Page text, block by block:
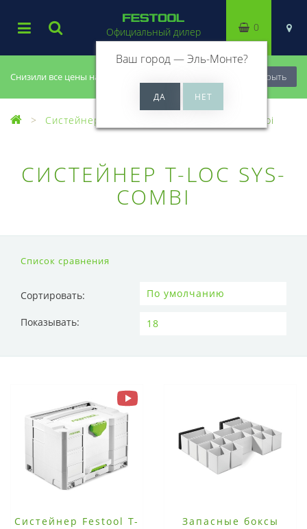
Снизили все цены на 20%, успей купить! Закрыть
Официальный дилер
Ваш город —Эль-Монте?
0
Систейнеры Систейнер T-LOC SYS-Combi
СИСТЕЙНЕР T-LOC SYS-
COMBI
Список сравнения
Сортировать:
Показывать:
Систейнер Festool T-
Запасные боксы